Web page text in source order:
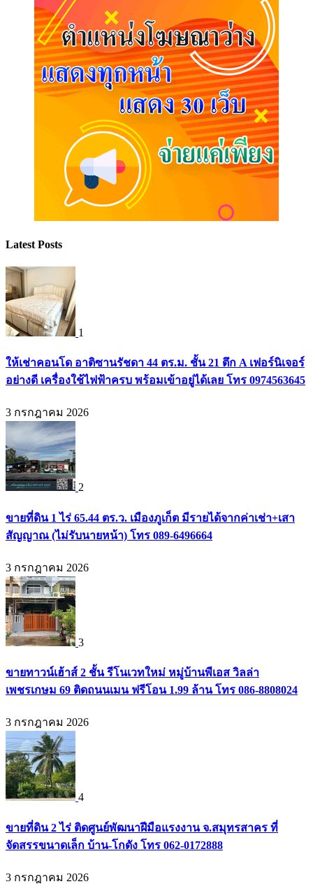
Latest Posts
1
ให้เช่าคอนโด อาติซานรัชดา 44 ตร.ม. ชั้น 21 ตึก A เฟอร์นิเจอร์
อย่างดี เครื่องใช้ไฟฟ้าครบ พร้อมเข้าอยู่ได้เลย โทร 0974563645
3 กรกฎาคม 2026
2
ขายที่ดิน 1 ไร่ 65.44 ตร.ว. เมืองภูเก็ต มีรายได้จากค่าเช่า+เสา
สัญญาณ (ไม่รับนายหน้า) โทร 089-6496664
3 กรกฎาคม 2026
3
ขายทาวน์เฮ้าส์ 2 ชั้น รีโนเวทใหม่ หมู่บ้านพีเอส วิลล่า
เพชรเกษม 69 ติดถนนเมน ฟรีโอน 1.99 ล้าน โทร 086-8808024
3 กรกฎาคม 2026
4
ขายที่ดิน 2 ไร่ ติดศูนย์พัฒนาฝีมือแรงงาน จ.สมุทรสาคร ที่
จัดสรรขนาดเล็ก บ้าน-โกดัง โทร 062-0172888
3 กรกฎาคม 2026